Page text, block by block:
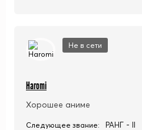
Не в сети
Haromi
Хорошее аниме
Следующее звание: РАНГ - II